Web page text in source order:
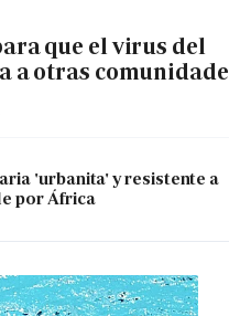
que el virus del
a otras
'urbanita' y resistente a
por África